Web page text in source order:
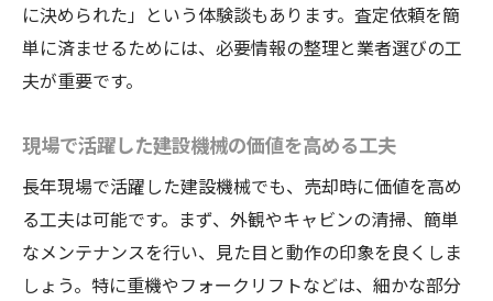
に決められた」という体験談もあります。査定依頼を簡
単に済ませるためには、必要情報の整理と業者選びの工
夫が重要です。
現場で活躍した建設機械の価値を高める工夫
長年現場で活躍した建設機械でも、売却時に価値を高め
る工夫は可能です。まず、外観やキャビンの清掃、簡単
なメンテナンスを行い、見た目と動作の印象を良くしま
しょう。特に重機やフォークリフトなどは、細かな部分